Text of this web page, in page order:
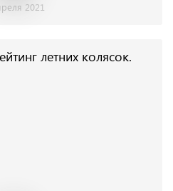
2021
летних колясок.